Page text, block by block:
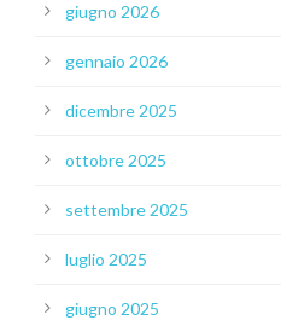
giugno 2026
gennaio 2026
dicembre 2025
ottobre 2025
settembre 2025
luglio 2025
giugno 2025